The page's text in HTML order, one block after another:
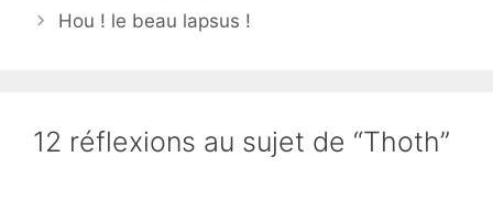
Hou ! le beau lapsus !
12 réflexions au sujet de “Thoth”